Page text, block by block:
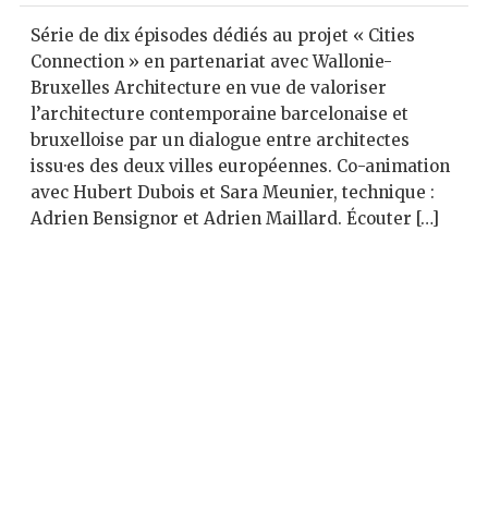
Série de dix épisodes dédiés au projet « Cities
Connection » en partenariat avec Wallonie-
Bruxelles Architecture en vue de valoriser
l’architecture contemporaine barcelonaise et
bruxelloise par un dialogue entre architectes
issu·es des deux villes européennes. Co-animation
avec Hubert Dubois et Sara Meunier, technique :
Adrien Bensignor et Adrien Maillard. Écouter […]